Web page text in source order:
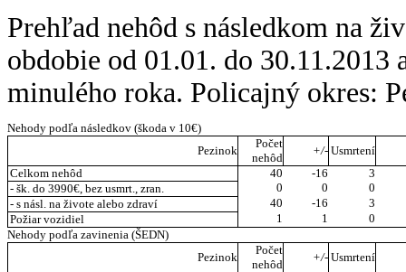
Prehľad nehôd s následkom na
obdobie od 01.01. do
minulého roka. Policajný okres:
Nehody podľa následkov (škoda v 10€)
Pezinok
Počet
nehôd
+/- Usmrtení
Celkom nehôd
40 -16
3
- šk. do 3990€, bez usmrt., zran.
0 0
0
- s násl. na živote alebo zdraví
40 -16
3
Požiar vozidiel
1 1
0
Nehody podľa zavinenia (ŠEDN)
Pezinok
Počet
nehôd
+/- Usmrtení